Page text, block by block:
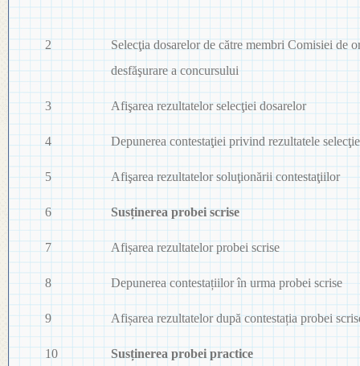
2
Selecţia dosarelor de către membri Comisiei de
desfăşurare a concursului
3 Afişarea rezultatelor selecţiei dosarelor
4 Depunerea contestaţiei privind rezultatele
5 Afişarea rezultatelor soluţionării contestaţiilor
6 Susținerea probei scrise
7 Afișarea rezultatelor probei scrise
8 Depunerea contestațiilor în urma probei scrise
9 Afișarea rezultatelor după contestația probei
10 Susținerea probei practice